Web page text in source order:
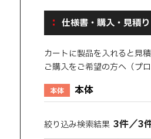
仕様書・購入・見積り
カートに製品を入れると見
ご購入をご希望の方へ（プ
本体 本体
絞り込み検索結果 3件／3